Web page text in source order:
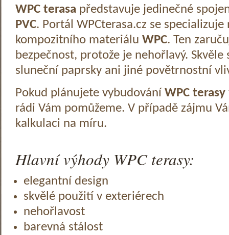
WPC terasa představuje jedinečné
PVC. Portál WPCterasa.cz se specializuje
kompozitního materiálu WPC. Ten
bezpečnost, protože je nehořlavý.
sluneční paprsky ani jiné povětrnostní
Pokud plánujete vybudování WPC terasy
rádi Vám pomůžeme. V případě zájmu
kalkulaci na míru.
Hlavní výhody WPC terasy:
elegantní design
skvělé použití v exteriérech
nehořlavost
barevná stálost